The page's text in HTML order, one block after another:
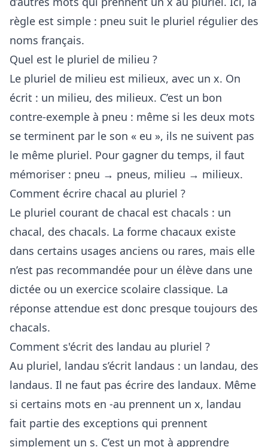
règle est simple : pneu suit le pluriel régulier des
noms français.
Quel est le pluriel de milieu ?
Le pluriel de milieu est milieux, avec un x. On
écrit : un milieu, des milieux. C’est un bon
contre-exemple à pneu : même si les deux mots
se terminent par le son « eu », ils ne suivent pas
le même pluriel. Pour gagner du temps, il faut
mémoriser : pneu → pneus, milieu → milieux.
Comment écrire chacal au pluriel ?
Le pluriel courant de chacal est chacals : un
chacal, des chacals. La forme chacaux existe
dans certains usages anciens ou rares, mais elle
n’est pas recommandée pour un élève dans une
dictée ou un exercice scolaire classique. La
réponse attendue est donc presque toujours des
chacals.
Comment s'écrit des landau au pluriel ?
Au pluriel, landau s’écrit landaus : un landau, des
landaus. Il ne faut pas écrire des landaux. Même
si certains mots en -au prennent un x, landau
fait partie des exceptions qui prennent
simplement un s. C’est un mot à apprendre